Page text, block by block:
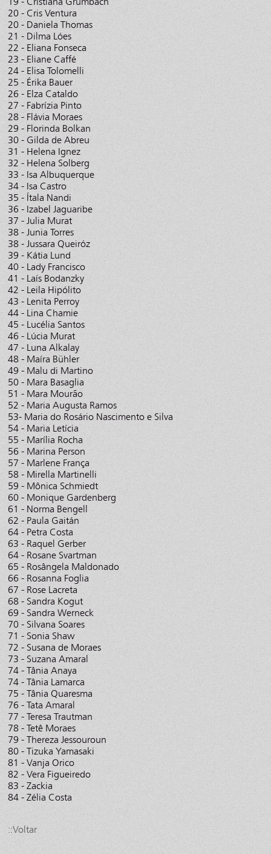
20 - Cris Ventura
20 - Daniela Thomas
21 - Dilma Lóes
22 - Eliana Fonseca
23 - Eliane Caffé
24 - Elisa Tolomelli
25 - Érika Bauer
26 - Elza Cataldo
27 - Fabrízia Pinto
28 - Flávia Moraes
29 - Florinda Bolkan
30 - Gilda de Abreu
31 - Helena Ignez
32 - Helena Solberg
33 - Isa Albuquerque
34 - Isa Castro
35 - Ítala Nandi
36 - Izabel Jaguaribe
37 - Julia Murat
38 - Junia Torres
38 - Jussara Queiróz
39 - Kátia Lund
40 - Lady Francisco
41 - Laís Bodanzky
42 - Leila Hipólito
43 - Lenita Perroy
44 - Lina Chamie
45 - Lucélia Santos
46 - Lúcia Murat
47 - Luna Alkalay
48 - Maíra Bühler
49 - Malu di Martino
50 - Mara Basaglia
51 - Mara Mourão
52 - Maria Augusta Ramos
53- Maria do Rosário Nascimento e Silva
54 - Maria Letícia
55 - Marília Rocha
56 - Marina Person
57 - Marlene França
58 - Mirella Martinelli
59 - Mônica Schmiedt
60 - Monique Gardenberg
61 - Norma Bengell
62 - Paula Gaitán
64 - Petra Costa
63 - Raquel Gerber
64 - Rosane Svartman
65 - Rosângela Maldonado
66 - Rosanna Foglia
67 - Rose Lacreta
68 - Sandra Kogut
69 - Sandra Werneck
70 - Silvana Soares
71 - Sonia Shaw
72 - Susana de Moraes
73 - Suzana Amaral
74 - Tânia Anaya
74 - Tânia Lamarca
75 - Tânia Quaresma
76 - Tata Amaral
77 - Teresa Trautman
78 - Tetê Moraes
79 - Thereza Jessouroun
80 - Tizuka Yamasaki
81 - Vanja Orico
82 - Vera Figueiredo
83 - Zackia
84 - Zélia Costa
::Voltar